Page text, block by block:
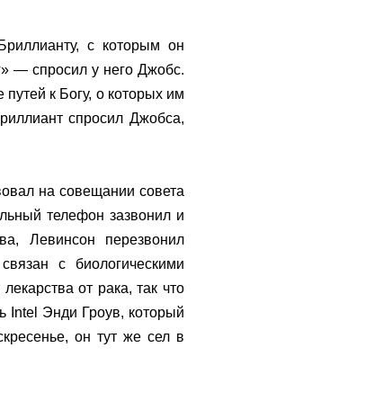
с которым он
— спросил у него Джобс.
к Богу, о которых им
спросил Джобса,
на совещании совета
телефон зазвонил и
Левинсон перезвонил
с биологическими
от рака, так что
Intel Энди Гроув, который
он тут же сел в